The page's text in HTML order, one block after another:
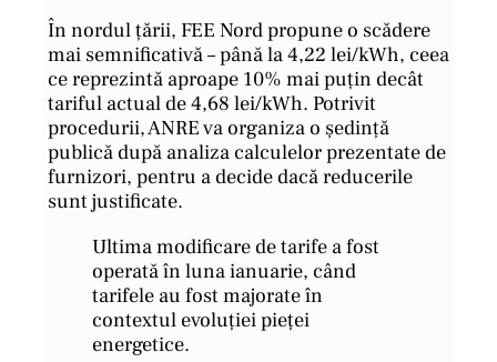
În nordul țării, FEE Nord propune o scădere
mai semnificativă – până la 4,22 lei/kWh, ceea
ce reprezintă aproape 10% mai puțin decât
tariful actual de 4,68 lei/kWh. Potrivit
procedurii, ANRE va organiza o ședință
publică după analiza calculelor prezentate de
furnizori, pentru a decide dacă reducerile
sunt justificate.
Ultima modificare de tarife a fost
operată în luna ianuarie, când
tarifele au fost majorate în
contextul evoluției pieței
energetice.